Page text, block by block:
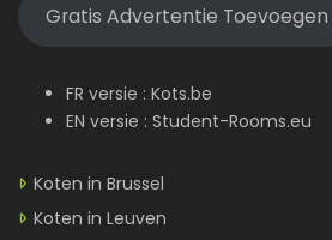
Gratis Advertentie Toevoegen
FR versie : Kots.be
EN versie : Student-Rooms.eu
Koten in Brussel
Koten in Leuven